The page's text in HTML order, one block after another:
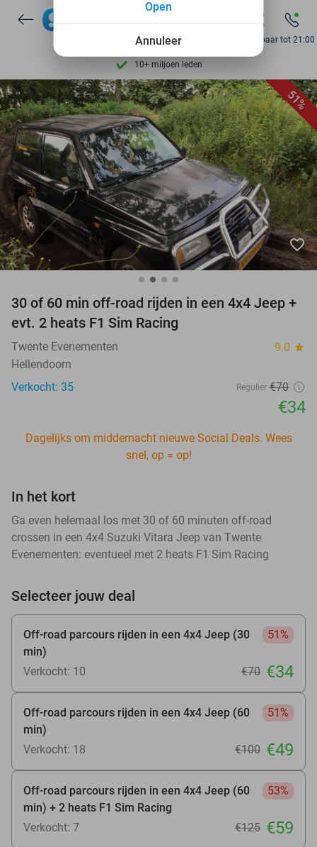
9,4 op basis van206.200 reviews
Ontdek 15.000+ deals
7 dagen per week beschikbaar
10+ miljoen leden
Bereikbaar tot 21:00
51%
favorite_border
30 of 60 min off-road rijden in een 4x4 Jeep +
evt. 2 heats F1 Sim Racing
Twente Evenementen 9.0 star
Hellendoorn
Verkocht: 35
Regulier €70
€34
Dagelijks om middernacht nieuwe Social Deals. Wees
snel, op = op!
In het kort
Ga even helemaal los met 30 of 60 minuten off-road
crossen in een 4x4 Suzuki Vitara Jeep van Twente
Evenementen: eventueel met 2 heats F1 Sim Racing
Selecteer jouw deal
Off-road parcours rijden in een 4x4 Jeep (30
min)
51%
Verkocht: 10 €70 €34
Off-road parcours rijden in een 4x4 Jeep (60
min)
51%
Verkocht: 18 €100 €49
Off-road parcours rijden in een 4x4 Jeep (60
min) + 2 heats F1 Sim Racing
53%
Verkocht: 7 €125 €59
Annuleer
Open